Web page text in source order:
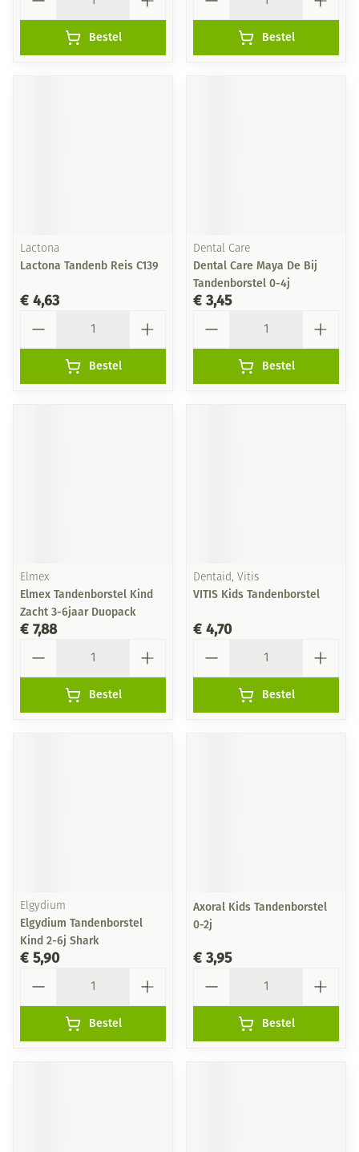
Bestel Bestel
Lactona
Lactona Tandenb Reis C139
€ 4,63
Bestel
Dental Care
Dental Care Maya De Bij
Tandenborstel 0-4j
€ 3,45
Bestel
Elmex
Elmex Tandenborstel Kind
Zacht 3-6jaar Duopack
€ 7,88
Bestel
Dentaid, Vitis
VITIS Kids Tandenborstel
€ 4,70
Bestel
Elgydium
Elgydium Tandenborstel
Kind 2-6j Shark
€ 5,90
Bestel
Axoral Kids Tandenborstel
0-2j
€ 3,95
Bestel